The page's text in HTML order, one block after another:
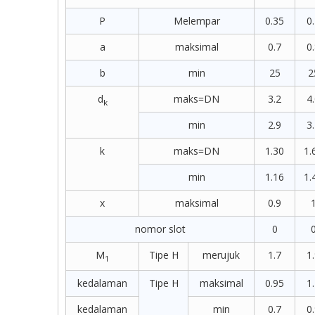
P
Melempar 0.35
a
maksimal 0.7
b
min 25
dk maks=DN 3.2
min
2.9
k
maks=DN 1.30
min
1.16
x
maksimal 0.9
nomor slot
0
M1 Tipe H merujuk 1.7
kedalaman Tipe H maksimal 0.95
kedalaman
min 0.7